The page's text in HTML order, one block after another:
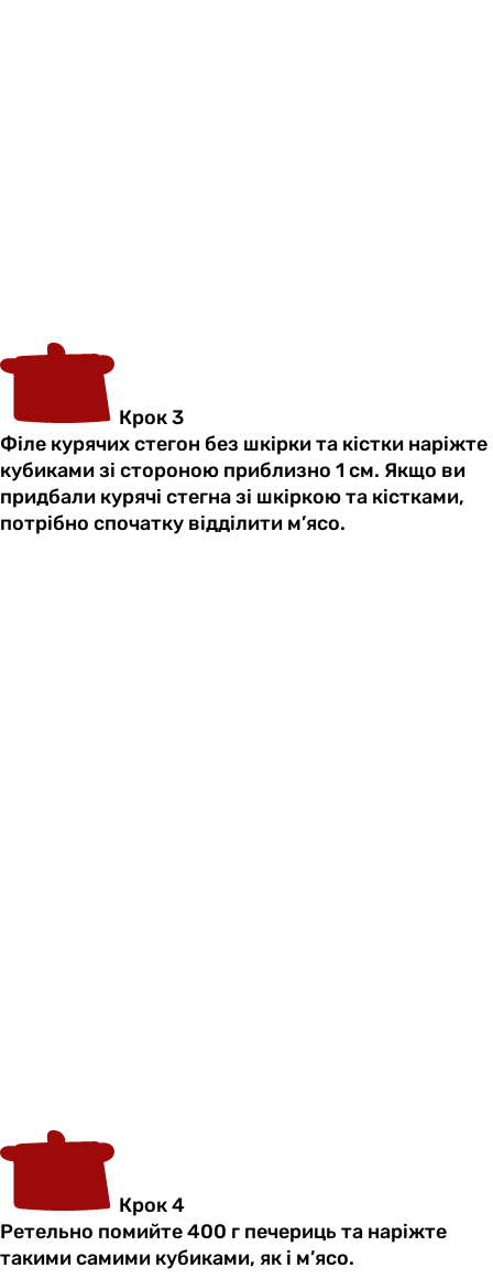
Крок 3
Філе курячих стегон без шкірки та кістки наріжте
кубиками зі стороною приблизно 1 см. Якщо ви
придбали курячі стегна зі шкіркою та кістками,
потрібно спочатку відділити м’ясо.
Крок 4
Ретельно помийте 400 г печериць та наріжте
такими самими кубиками, як і м’ясо.